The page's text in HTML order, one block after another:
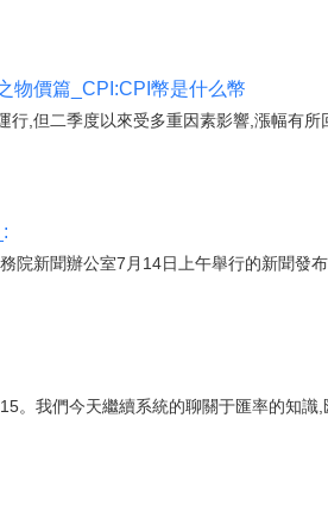
價篇_CPI:CPI幣是什么幣
,但二季度以來受多重因素影響,漲幅有
院新聞辦公室7月14日上午舉行的新聞發
。我們今天繼續系統的聊關于匯率的知識